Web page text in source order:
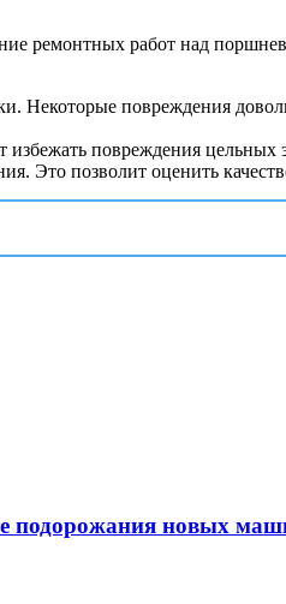
ремонтных работ над
Некоторые повреждения
повреждения цельных
Это позволит оценить
подорожания новых